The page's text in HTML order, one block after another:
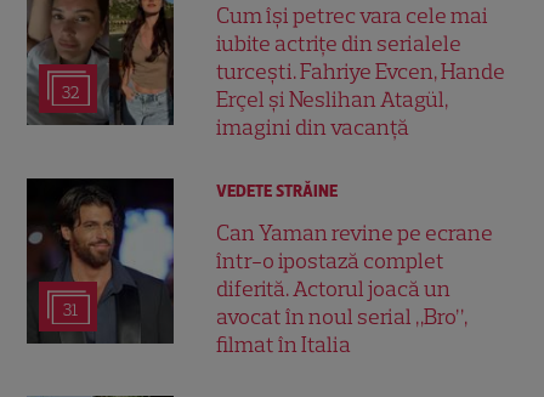
32
Cum își petrec vara cele mai
iubite actrițe din serialele
turcești. Fahriye Evcen, Hande
Erçel și Neslihan Atagül,
imagini din vacanță
31
VEDETE STRĂINE
Can Yaman revine pe ecrane
într-o ipostază complet
diferită. Actorul joacă un
avocat în noul serial „Bro”,
filmat în Italia